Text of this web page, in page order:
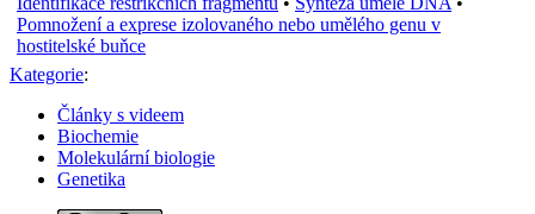
Pomnožení a exprese izolovaného nebo umělého genu v
hostitelské buňce
Kategorie:
Články s videem
Biochemie
Molekulární biologie
Genetika